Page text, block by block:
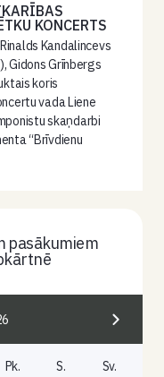
KONCERTS
Kandalincevs
Gidons Grīnbergs
koris
vada Liene
skaņdarbi
“Brīvdienu
pasākumiem
Pk. S. Sv.